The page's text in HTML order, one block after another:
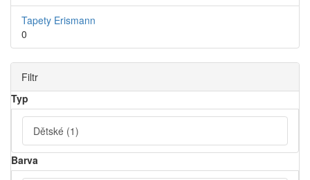
Tapety Erismann
0
Filtr
Typ
Dětské (1)
Barva